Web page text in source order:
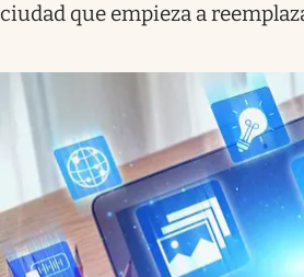
ciudad que empieza a